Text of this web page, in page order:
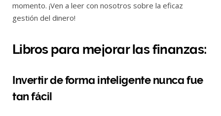
momento. ¡Ven a leer con nosotros sobre la eficaz
gestión del dinero!
Libros para mejorar las finanzas:
Invertir de forma inteligente nunca fue
tan fácil